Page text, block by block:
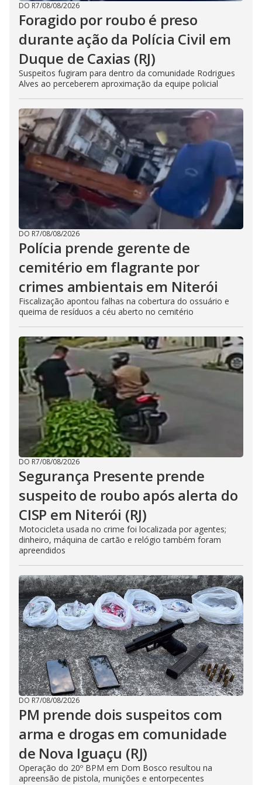
DO R7/08/08/2026
Foragido por roubo é preso
durante ação da Polícia Civil em
Duque de Caxias (RJ)
Suspeitos fugiram para dentro da comunidade Rodrigues
Alves ao perceberem aproximação da equipe policial
DO R7/08/08/2026
Polícia prende gerente de
cemitério em flagrante por
crimes ambientais em Niterói
Fiscalização apontou falhas na cobertura do ossuário e
queima de resíduos a céu aberto no cemitério
DO R7/08/08/2026
Segurança Presente prende
suspeito de roubo após alerta do
CISP em Niterói (RJ)
Motocicleta usada no crime foi localizada por agentes;
dinheiro, máquina de cartão e relógio também foram
apreendidos
DO R7/08/08/2026
PM prende dois suspeitos com
arma e drogas em comunidade
de Nova Iguaçu (RJ)
Operação do 20º BPM em Dom Bosco resultou na
apreensão de pistola, munições e entorpecentes